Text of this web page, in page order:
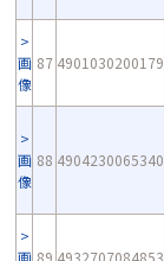
画
像
87 4901030200179
画
像
88 4904230065340
画 89 4932707084853